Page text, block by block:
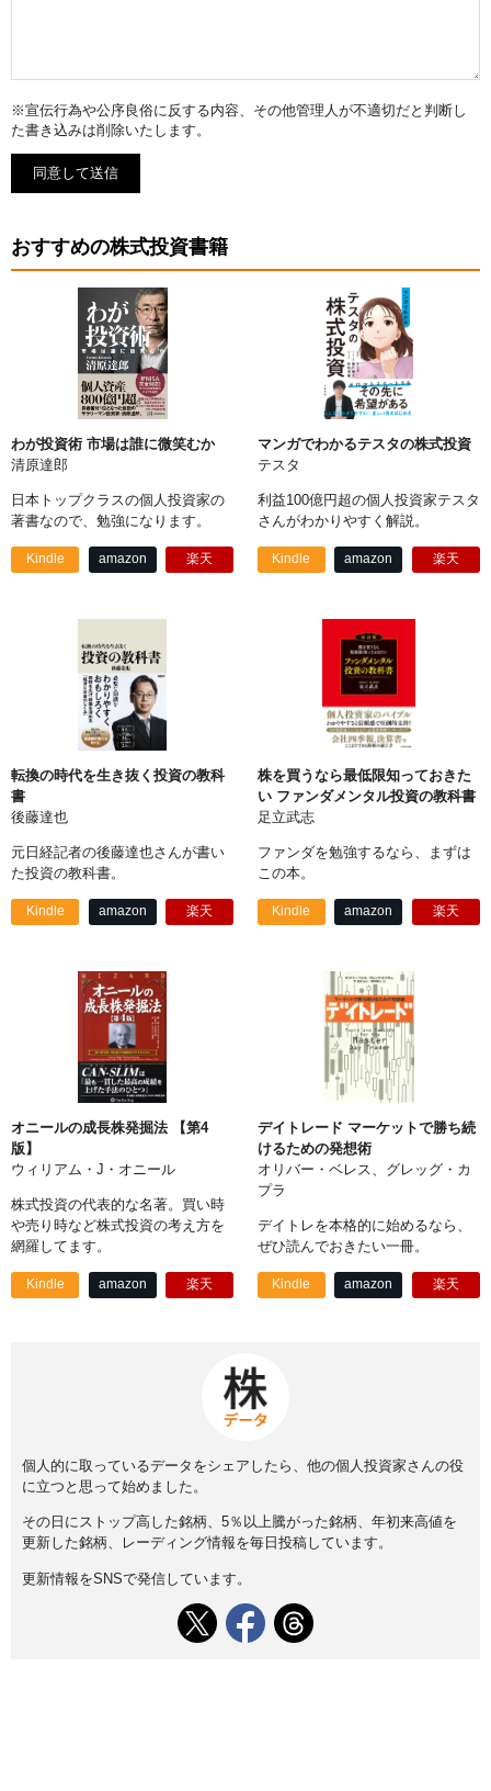
※宣伝行為や公序良俗に反する内容、その他管理人が不適切だと判断し
た書き込みは削除いたします。
おすすめの株式投資書籍
わが投資術 市場は誰に微笑むか
清原達郎
日本トップクラスの個人投資家の
著書なので、勉強になります。
Kindle amazon 楽天
マンガでわかるテスタの株式投資
テスタ
利益100億円超の個人投資家テスタ
さんがわかりやすく解説。
Kindle amazon 楽天
転換の時代を生き抜く投資の教科
書
後藤達也
元日経記者の後藤達也さんが書い
た投資の教科書。
Kindle amazon 楽天
株を買うなら最低限知っておきた
い ファンダメンタル投資の教科書
足立武志
ファンダを勉強するなら、まずは
この本。
Kindle amazon 楽天
オニールの成長株発掘法 【第4
版】
ウィリアム・J・オニール
株式投資の代表的な名著。買い時
や売り時など株式投資の考え方を
網羅してます。
Kindle amazon 楽天
デイトレード マーケットで勝ち続
けるための発想術
オリバー・ベレス、グレッグ・カ
プラ
デイトレを本格的に始めるなら、
ぜひ読んでおきたい一冊。
Kindle amazon 楽天
個人的に取っているデータをシェアしたら、他の個人投資家さんの役
に立つと思って始めました。
その日にストップ高した銘柄、5％以上騰がった銘柄、年初来高値を
更新した銘柄、レーディング情報を毎日投稿しています。
更新情報をSNSで発信しています。